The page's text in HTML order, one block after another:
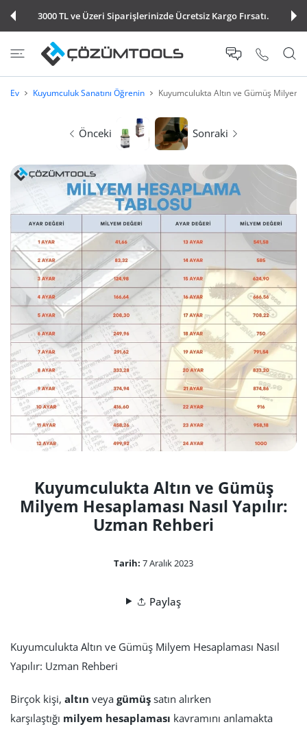
ATLA 3000 TL ve Üzeri Siparişlerinizde Ücretsiz Kargo Fırsatı.
Ev Kuyumculuk Sanatını Öğrenin Kuyumculukta Altın ve Gümüş Milyem
Önceki Sonraki
Kuyumculukta Altın ve Gümüş
Milyem Hesaplaması Nasıl Yapılır:
Uzman Rehberi
Tarih: 7 Aralık 2023
Paylaş
Kuyumculukta Altın ve Gümüş Milyem Hesaplaması Nasıl
Yapılır: Uzman Rehberi
Birçok kişi, altın veya gümüş satın alırken
karşılaştığı milyem hesaplaması kavramını anlamakta